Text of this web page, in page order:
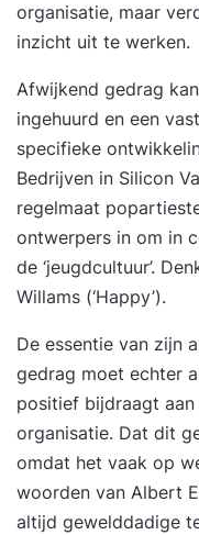
organisatie, maar
inzicht uit te werken.
Afwijkend gedrag
ingehuurd en een
specifieke
Bedrijven in Silicon
regelmaat
ontwerpers in om in
de ‘jeugdcultuur’.
Willams (‘Happy’).
De essentie van zijn
gedrag moet echter
positief bijdraagt
organisatie. Dat dit
omdat het vaak op
woorden van Albert
altijd gewelddadige